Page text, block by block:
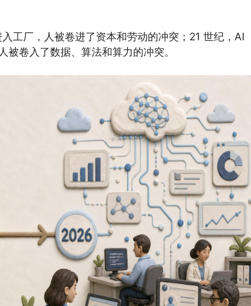
工厂，人被卷进了资本和劳动的冲突；21 世纪，AI
卷入了数据、算法和算力的冲突。